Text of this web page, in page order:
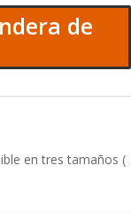
de
en tres tamaños (